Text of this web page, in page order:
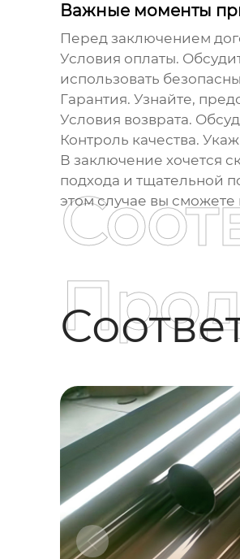
Важные моменты
Перед заключением
Условия оплаты.
использовать
Гарантия. Узнайте,
Условия возврата.
Контроль качества.
В заключение хочется
подхода и тщательной
этом случае вы